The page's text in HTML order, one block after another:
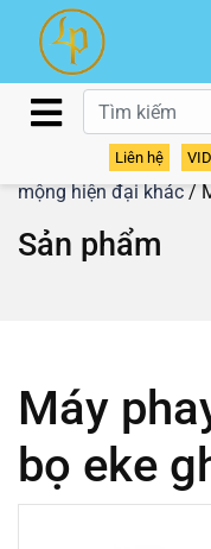
Liên hệ
Sản phẩm /
mộng hiện đại khác/
Sản phẩm
Máy
bọ eke